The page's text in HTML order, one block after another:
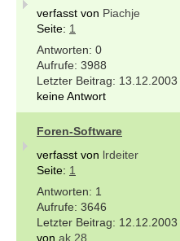
verfasst von Piachje
Seite: 1
0
3988
13.12.2003
keine Antwort
Foren-Software
verfasst von lrdeiter
Seite: 1
1
3646
12.12.2003
von ak 28